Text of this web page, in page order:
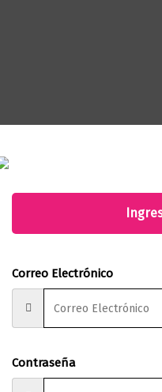
para
y ayudarte.
con una misión
nos dan.
Planeta
Correo Electrónico
Contraseña